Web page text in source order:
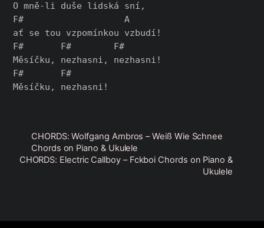
O mně-li duše lidská sní,
F#                   A
ať se tou vzpomínkou vzbudí!
F#       F#        F#
Měsíčku, nezhasni, nezhasni!
F#       F#
CHORDS: Wolfgang Ambros – Weiß Wie Schnee
Chords on Piano & Ukulele
CHORDS: Electric Callboy – Fckboi Chords on Piano &
Ukulele